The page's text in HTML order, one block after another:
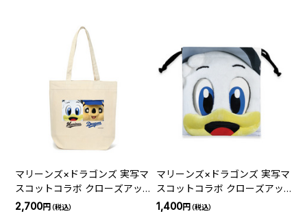
マリーンズ×ドラゴンズ 実写マ
スコットコラボ クローズアッ
プトートバッグ
2,700円（税込）
マリーンズ×ドラゴンズ 実写マ
スコットコラボ クローズアッ
プ巾着
1,400円（税込）